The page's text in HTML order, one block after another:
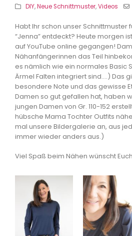
DIY,Neue Schnittmuster,Videos
Habt Ihr schon unser Schnittmuster
“Jenna” entdeckt? Heute morgen
auf YouTube online gegangen!
Nähanfängerinnen das Teil
es nämlich wie ein normales Basic
Ärmel Falten integriert sind….) Das
besondere Note und das gewisse
Damen so gut gefallen hat, haben
jungen Damen von Gr. 110-152
hübsche Mama Tochter Outfits
mal unsere Bildergalerie an, aus
immer wieder anders aus.)
Viel Spaß beim Nähen wünscht